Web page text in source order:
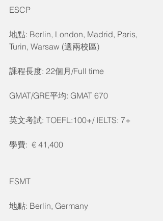
ESCP
地點: Berlin, London, Madrid, Paris,
Turin, Warsaw (選兩校區)
課程長度: 22個月/Full time
GMAT/GRE平均: GMAT 670
英文考試: TOEFL:100+/ IELTS: 7+
學費:  € 41,400
ESMT
地點: Berlin, Germany